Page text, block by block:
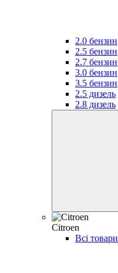
2.0 бензин
2.5 бензин
2.7 бензин
3.0 бензин
3.5 бензин
2.5 дизель
2.8 дизель
Citroen
Всі товари